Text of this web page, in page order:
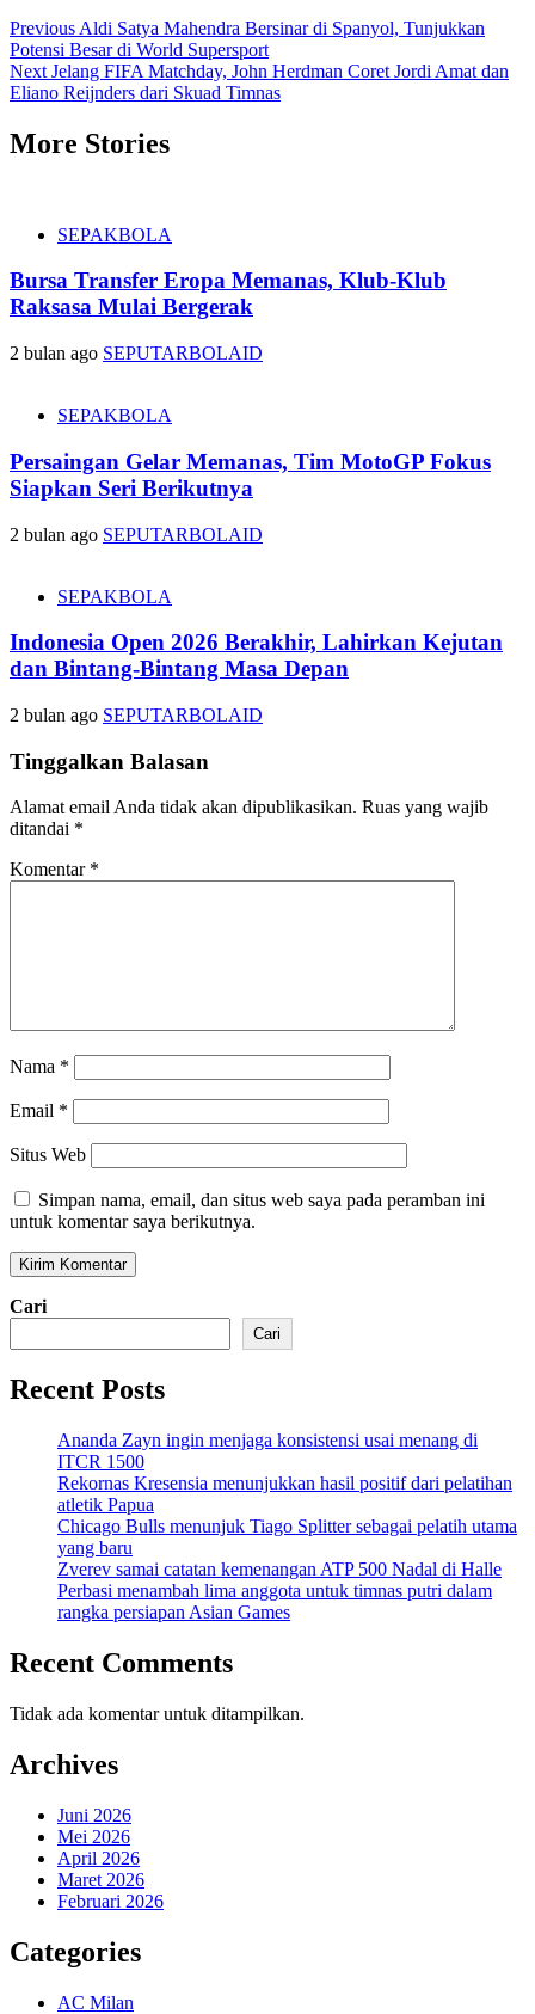
Post
navigation
Previous Aldi Satya Mahendra Bersinar di Spanyol, Tunjukkan
Potensi Besar di World Supersport
Next Jelang FIFA Matchday, John Herdman Coret Jordi Amat dan
Eliano Reijnders dari Skuad Timnas
More Stories
SEPAKBOLA
Bursa Transfer Eropa Memanas, Klub-Klub
Raksasa Mulai Bergerak
2 bulan ago SEPUTARBOLAID
SEPAKBOLA
Persaingan Gelar Memanas, Tim MotoGP Fokus
Siapkan Seri Berikutnya
2 bulan ago SEPUTARBOLAID
SEPAKBOLA
Indonesia Open 2026 Berakhir, Lahirkan Kejutan
dan Bintang-Bintang Masa Depan
2 bulan ago SEPUTARBOLAID
Tinggalkan Balasan
Alamat email Anda tidak akan dipublikasikan. Ruas yang wajib
ditandai *
Komentar *
Nama *
Email *
Situs Web
Simpan nama, email, dan situs web saya pada peramban ini
untuk komentar saya berikutnya.
Cari
Cari
Recent Posts
Ananda Zayn ingin menjaga konsistensi usai menang di
ITCR 1500
Rekornas Kresensia menunjukkan hasil positif dari pelatihan
atletik Papua
Chicago Bulls menunjuk Tiago Splitter sebagai pelatih utama
yang baru
Zverev samai catatan kemenangan ATP 500 Nadal di Halle
Perbasi menambah lima anggota untuk timnas putri dalam
rangka persiapan Asian Games
Recent Comments
Tidak ada komentar untuk ditampilkan.
Archives
Juni 2026
Mei 2026
April 2026
Maret 2026
Februari 2026
Categories
AC Milan